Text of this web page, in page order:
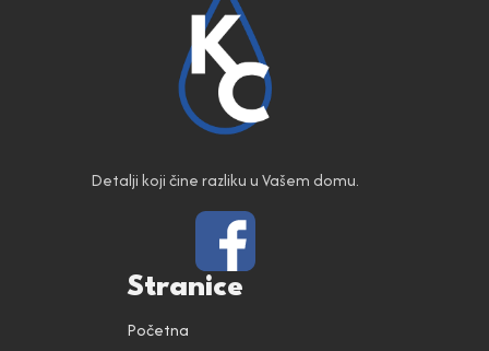
Detalji koji čine razliku u Vašem domu.
Stranice
Početna